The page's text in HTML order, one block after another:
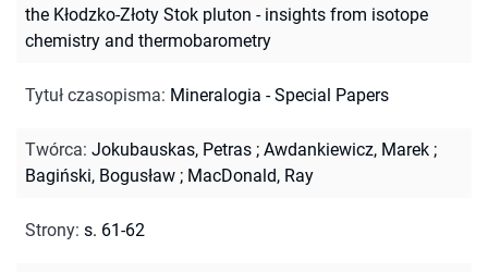
the Kłodzko-Złoty Stok pluton - insights from isotope
chemistry and thermobarometry
Tytuł czasopisma: Mineralogia - Special Papers
Twórca: Jokubauskas, Petras ; Awdankiewicz, Marek ;
Bagiński, Bogusław ; MacDonald, Ray
Strony: s. 61-62